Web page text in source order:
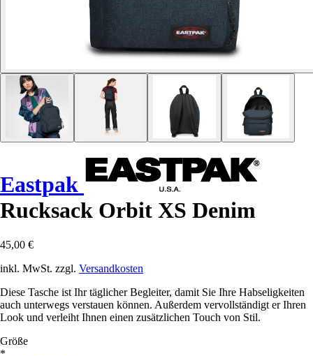
Eastpak
Rucksack Orbit XS Denim
45,00 €
inkl. MwSt. zzgl. Versandkosten
Diese Tasche ist Ihr täglicher Begleiter, damit Sie Ihre Habseligkeiten
auch unterwegs verstauen können. Außerdem vervollständigt er Ihren
Look und verleiht Ihnen einen zusätzlichen Touch von Stil.
Größe
*